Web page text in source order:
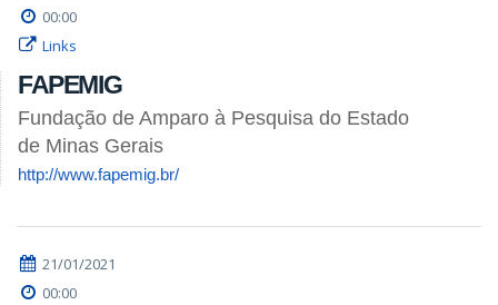
00:00
Links
FAPEMIG
Fundação de Amparo à Pesquisa do Estado
de Minas Gerais
http://www.fapemig.br/
21/01/2021
00:00